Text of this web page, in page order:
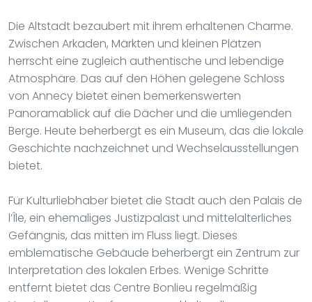
Die Altstadt bezaubert mit ihrem erhaltenen Charme.
Zwischen Arkaden, Märkten und kleinen Plätzen
herrscht eine zugleich authentische und lebendige
Atmosphäre. Das auf den Höhen gelegene Schloss
von Annecy bietet einen bemerkenswerten
Panoramablick auf die Dächer und die umliegenden
Berge. Heute beherbergt es ein Museum, das die lokale
Geschichte nachzeichnet und Wechselausstellungen
bietet.
Für Kulturliebhaber bietet die Stadt auch den Palais de
l’Île, ein ehemaliges Justizpalast und mittelalterliches
Gefängnis, das mitten im Fluss liegt. Dieses
emblematische Gebäude beherbergt ein Zentrum zur
Interpretation des lokalen Erbes. Wenige Schritte
entfernt bietet das Centre Bonlieu regelmäßig